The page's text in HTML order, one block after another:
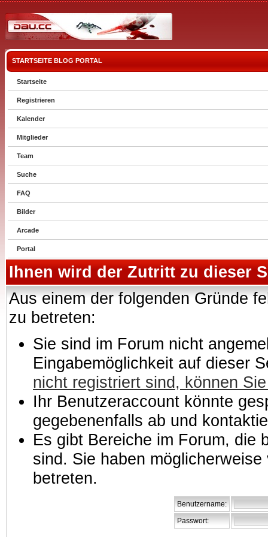
STARTSEITE BLOG PORTAL
Startseite
Registrieren
Kalender
Mitglieder
Team
Suche
FAQ
Bilder
Arcade
Portal
Ihnen wird der Zutritt zu dieser
Aus einem der folgenden Gründe
zu betreten:
Sie sind im Forum nicht
Eingabemöglichkeit auf dieser
nicht registriert sind, können
Ihr Benutzeraccount könnte
gegebenenfalls ab und
Es gibt Bereiche im Forum, die
sind. Sie haben
betreten.
Benutzername:
Passwort: